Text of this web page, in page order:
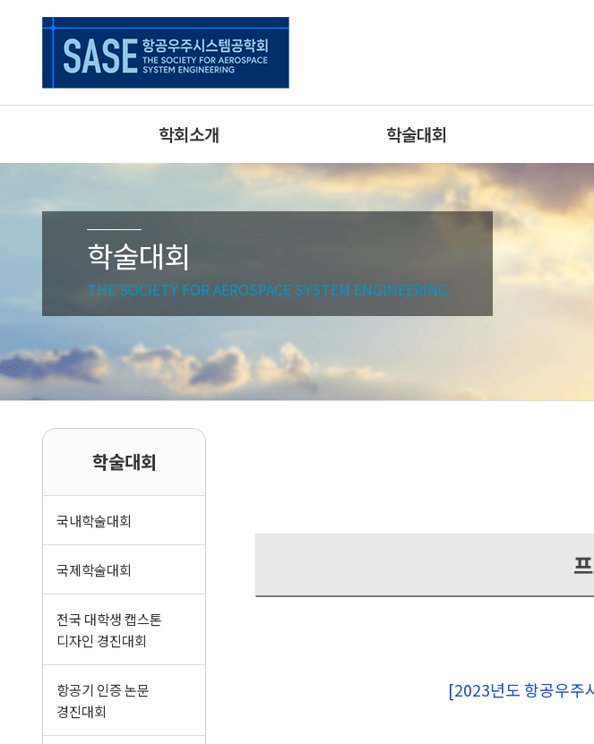
학회소개 학술대회
학술대회
THE SOCIETY FOR AEROSPACE SYSTEM ENGINEERING
학술대회
국내학술대회
국제학술대회
전국 대학생 캡스톤
디자인 경진대회
항공기 인증 논문
경진대회
[2023년도 항공우주